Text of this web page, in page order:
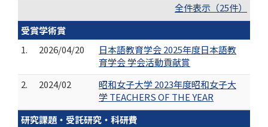
全件表示（25件）
受賞学術賞
1.
2026/04/20
日本語教育学会 2025年度日本語教
育学会 学会活動貢献賞
2.
2024/02
昭和女子大学 2023年度昭和女子大
学 TEACHERS OF THE YEAR
研究課題・受託研究・科研費